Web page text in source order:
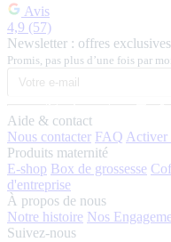
Avis
4,9 (57)
Newsletter : offres
Promis, pas plus d’une fois par
Aide & contact
Nous contacter FAQ Activer
Produits maternité
E-shop Box de grossesse
d'entreprise
À propos de nous
Notre histoire Nos
Suivez-nous